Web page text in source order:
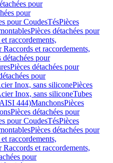
pour
pour
pour CoudesTésPièces
Pièces détachées pour
raccordements,
Raccords et raccordements,
détachées pour
Pièces détachées pour
pour
Inox, sans siliconePièces
Inox, sans siliconeTubes
444)ManchonsPièces
Pièces détachées pour
pour CoudesTésPièces
Pièces détachées pour
raccordements,
Raccords et raccordements,
pour